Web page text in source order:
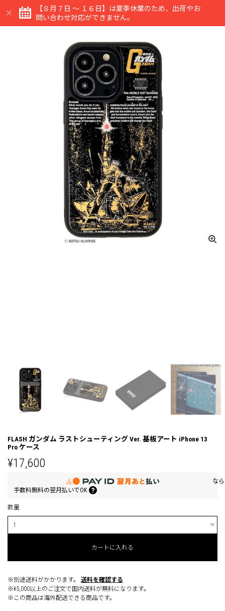
【８月７日 ～ １６日】は夏季休業のため、出荷やお
問い合わせ対応ができません。
FLASH ガンダム ラストシューティング Ver. 基板アート iPhone 13
Pro ケース
¥17,600
なら
手数料無料の翌月払いでOK
数量
カートに入れる
※別途送料がかかります。
送料を確認する
※¥5,000以上のご注文で国内送料が無料になります。
※この商品は海外配送できる商品です。